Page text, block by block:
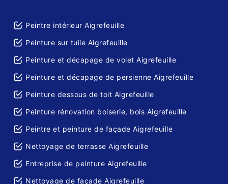
Peintre intérieur Aigrefeuille
Peinture sur tuile Aigrefeuille
Peinture et décapage de volet Aigrefeuille
Peinture et décapage de persienne Aigrefeuille
Peinture dessous de toit Aigrefeuille
Peinture rénovation boiserie, bois Aigrefeuille
Peintre et peinture de façade Aigrefeuille
Nettoyage de terrasse Aigrefeuille
Entreprise de peinture Aigrefeuille
Nettoyage de façade Aigrefeuille